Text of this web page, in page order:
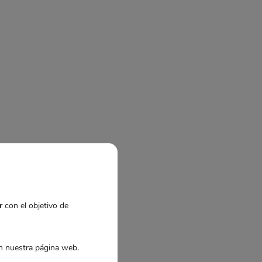
con el objetivo de
nuestra página web.